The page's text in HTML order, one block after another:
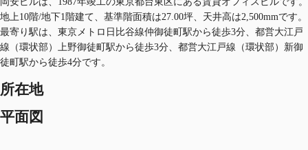
地上10階/地下1階建て、基準階面積は27.00坪、天井高は2,500mmです。
最寄り駅は、東京メトロ日比谷線仲御徒町駅から徒歩3分、都営大江戸
線（環状部）上野御徒町駅から徒歩3分、都営大江戸線（環状部）新御
徒町駅から徒歩4分です。
所在地
平面図